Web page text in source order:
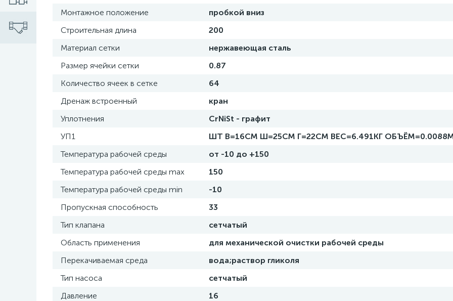
Монтажное положение
пробкой вниз
Cтроительная длина
200
Материал сетки
нержавеющая сталь
Размер ячейки сетки
0.87
Количество ячеек в сетке
64
Дренаж встроенный
кран
Уплотнения
CrNiSt - графит
УП1
ШТ В=16СМ Ш=25СМ Г=22СМ ВЕС=6.491КГ
Температура рабочей среды
от -10 до +150
Температура рабочей среды max
150
Температура рабочей среды min
-10
Пропускная способность
33
Тип клапана
сетчатый
Область применения
для механической очистки рабочей среды
Перекачиваемая среда
вода;раствор гликоля
Тип насоса
сетчатый
Давление
16